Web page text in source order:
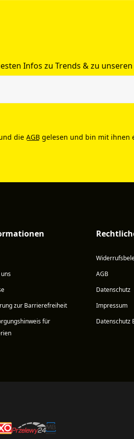
Infos zu Trends & zu
die AGB gelesen und bin mit ihnen
zur Barrierefreiheit
für
AGB
Datenschutz
Impressum
Datenschutz